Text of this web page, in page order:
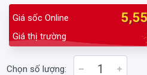
Giá sốc Online
Giá thị trường
Chọn số lượng: